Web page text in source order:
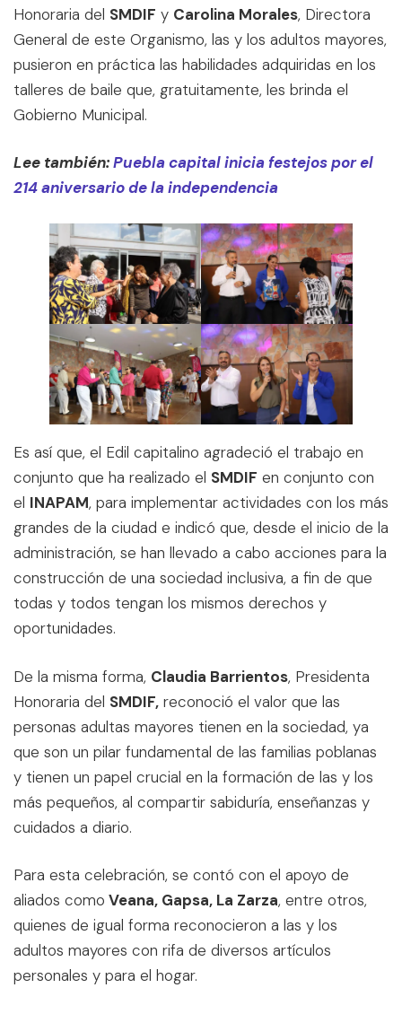
Honoraria del SMDIF y Carolina Morales, Directora
General de este Organismo, las y los adultos mayores,
pusieron en práctica las habilidades adquiridas en los
talleres de baile que, gratuitamente, les brinda el
Gobierno Municipal.
Lee también:Puebla capital inicia festejos por el
214 aniversario de la independencia
Es así que, el Edil capitalino agradeció el trabajo en
conjunto que ha realizado el SMDIF en conjunto con
el INAPAM, para implementar actividades con los más
grandes de la ciudad e indicó que, desde el inicio de la
administración, se han llevado a cabo acciones para la
construcción de una sociedad inclusiva, a fin de que
todas y todos tengan los mismos derechos y
oportunidades.
De la misma forma, Claudia Barrientos, Presidenta
Honoraria del SMDIF, reconoció el valor que las
personas adultas mayores tienen en la sociedad, ya
que son un pilar fundamental de las familias poblanas
y tienen un papel crucial en la formación de las y los
más pequeños, al compartir sabiduría, enseñanzas y
cuidados a diario.
Para esta celebración, se contó con el apoyo de
aliados como Veana, Gapsa, La Zarza, entre otros,
quienes de igual forma reconocieron a las y los
adultos mayores con rifa de diversos artículos
personales y para el hogar.